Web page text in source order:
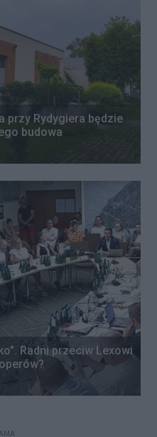
przy Rydygiera będzie
budowa
Radni przeciw Lexowi